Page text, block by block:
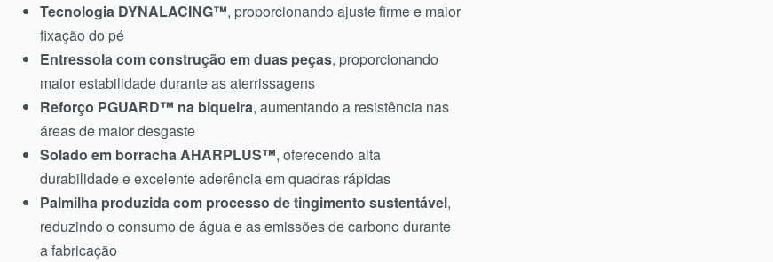
Tecnologia DYNALACING™, proporcionando ajuste firme e maior
fixação do pé
Entressola com construção em duas peças, proporcionando
maior estabilidade durante as aterrissagens
Reforço PGUARD™ na biqueira, aumentando a resistência nas
áreas de maior desgaste
Solado em borracha AHARPLUS™, oferecendo alta
durabilidade e excelente aderência em quadras rápidas
Palmilha produzida com processo de tingimento sustentável,
reduzindo o consumo de água e as emissões de carbono durante
a fabricação